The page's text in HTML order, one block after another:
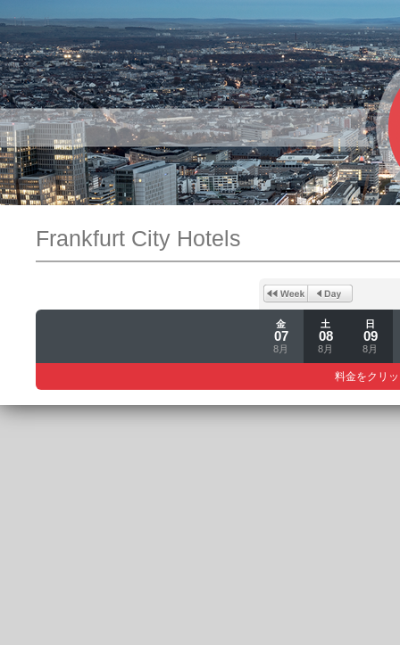
Frankfurt City Hotels
金
07
8月
土
08
8月
日
09
8月
料金をクリ